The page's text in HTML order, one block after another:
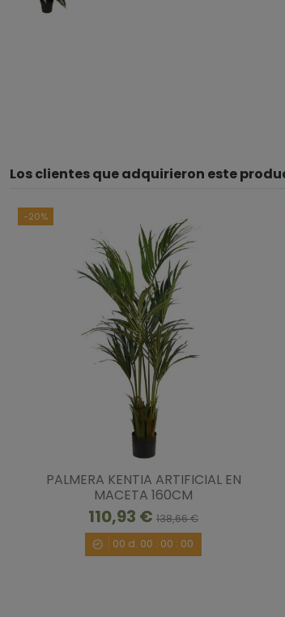
Los clientes que adquirieron este
-20%
PALMERA KENTIA ARTIFICIAL EN
MACETA 160CM
110,93 € 138,66 €
00 d. 00 : 00 : 00